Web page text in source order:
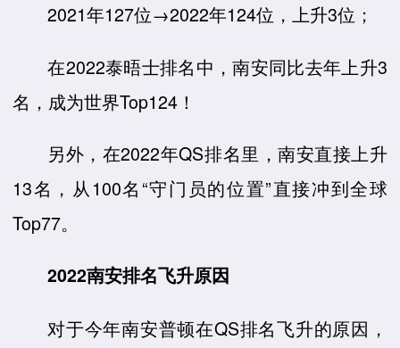
2021年127位→2022年124位，上升3位；
在2022泰晤士排名中，南安同比去年上升3
名，成为世界Top124！
另外，在2022年QS排名里，南安直接上升
13名，从100名“守门员的位置”直接冲到全球
Top77。
2022南安排名飞升原因
对于今年南安普顿在QS排名飞升的原因，